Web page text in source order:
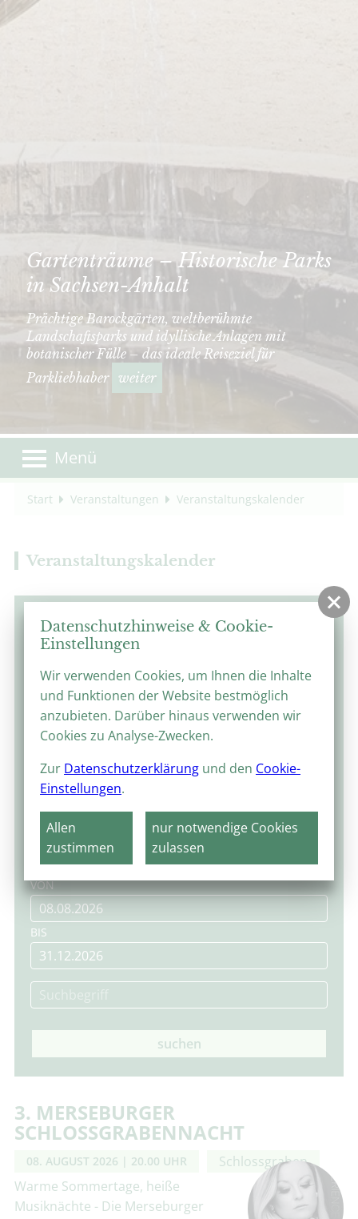
Gartenträume – Historische Parks
in Sachsen-Anhalt
Prächtige Barockgärten, weltberühmte
Landschaftsparks und idyllische Anlagen mit
botanischer Fülle – das ideale Reiseziel für
Parkliebhaber weiter
Menü
Start Veranstaltungen Veranstaltungskalender
Veranstaltungskalender
August 2026
MO DI MI
1
2
4 5 6 8
10
11 12 13
17
18 19 20 21 22
23
31
VON
BIS
suchen
3. MERSEBURGER
SCHLOSSGRABENNACHT
08. AUGUST 2026 | 20.00 UHR
Schlossgraben
Warme Sommertage, heiße
Musiknächte - Die Merseburger
Datenschutzhinweise & Cookie-
Einstellungen
Wir verwenden Cookies, um Ihnen die Inhalte
und Funktionen der Website bestmöglich
anzubieten. Darüber hinaus verwenden wir
Cookies zu Analyse-Zwecken.
Zur Datenschutzerklärung und den Cookie-
Einstellungen.
Allen
zustimmen
nur notwendige Cookies
zulassen